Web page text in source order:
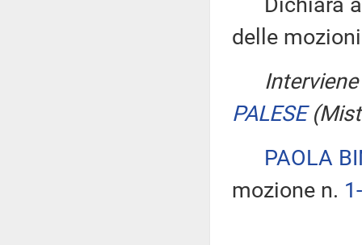
delle
PALESE
PAOLA
mozione n.